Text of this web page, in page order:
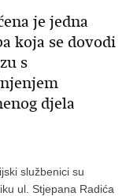
je jedna
koja se dovodi
s
djela
službenici su
ul. Stjepana Radića